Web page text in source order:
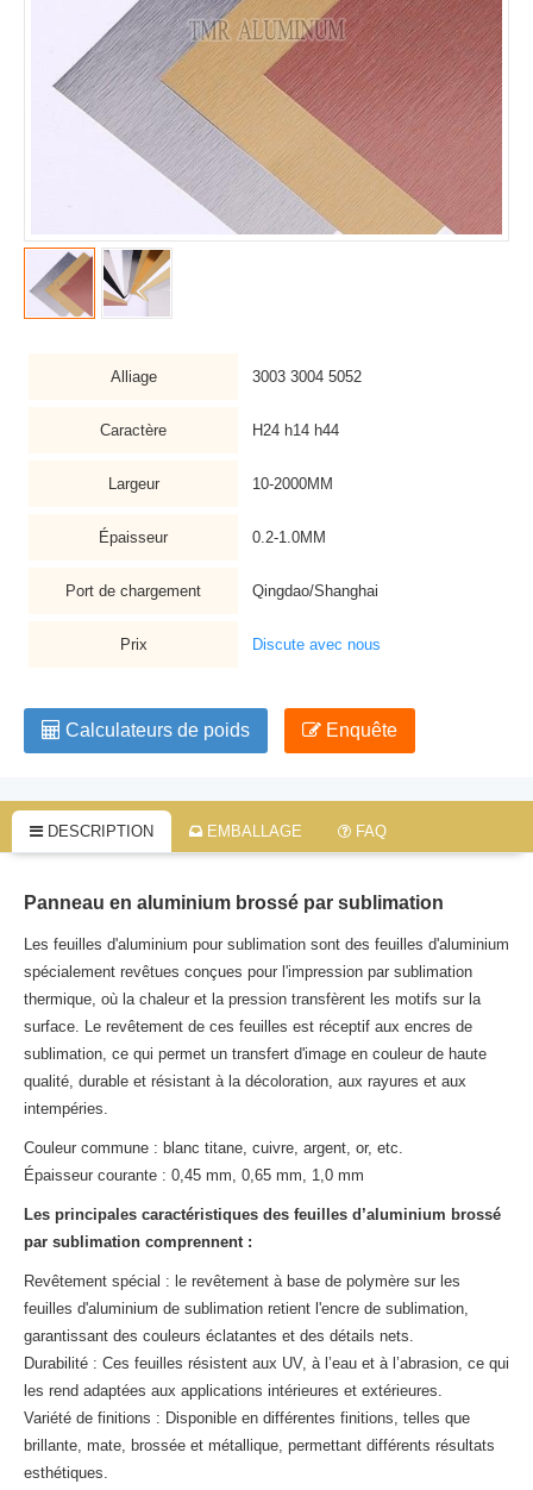
Alliage 3003 3004 5052
Caractère H24 h14 h44
Largeur 10-2000MM
Épaisseur 0.2-1.0MM
Port de chargement Qingdao/Shanghai
Prix Discute avec nous
Calculateurs de poids Enquête
DESCRIPTION EMBALLAGE FAQ
Panneau en aluminium brossé par sublimation
Les feuilles d'aluminium pour sublimation sont des feuilles d'aluminium
spécialement revêtues conçues pour l'impression par sublimation
thermique, où la chaleur et la pression transfèrent les motifs sur la
surface. Le revêtement de ces feuilles est réceptif aux encres de
sublimation, ce qui permet un transfert d'image en couleur de haute
qualité, durable et résistant à la décoloration, aux rayures et aux
intempéries.
Couleur commune : blanc titane, cuivre, argent, or, etc.
Épaisseur courante : 0,45 mm, 0,65 mm, 1,0 mm
Les principales caractéristiques des feuilles d’aluminium brossé
par sublimation comprennent :
Revêtement spécial : le revêtement à base de polymère sur les
feuilles d'aluminium de sublimation retient l'encre de sublimation,
garantissant des couleurs éclatantes et des détails nets.
Durabilité : Ces feuilles résistent aux UV, à l’eau et à l’abrasion, ce qui
les rend adaptées aux applications intérieures et extérieures.
Variété de finitions : Disponible en différentes finitions, telles que
brillante, mate, brossée et métallique, permettant différents résultats
esthétiques.